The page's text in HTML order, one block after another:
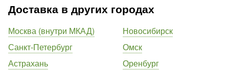
Доставка в других городах
Москва (внутри МКАД)
Санкт-Петербург
Астрахань
Новосибирск
Омск
Оренбург